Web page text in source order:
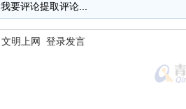
我要评论提取评论...